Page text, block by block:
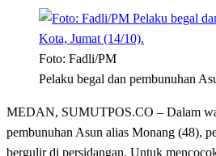
Foto: Fadli/PM
Pelaku begal dan pembunuhan
MEDAN, SUMUTPOS.CO – Dalam
pembunuhan Asun alias Monang (48),
bergulir di persidangan. Untuk